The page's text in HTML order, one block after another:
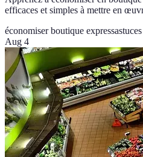
efficaces et simples à mettre en
économiser boutique express
Aug 4